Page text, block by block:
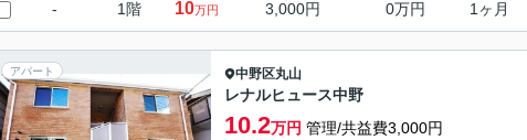
- 1階 10万円 3,000円 0万円 1ヶ月
アパート 中野区丸山
レナルヒュース中野
10.2万円 管理/共益費3,000円